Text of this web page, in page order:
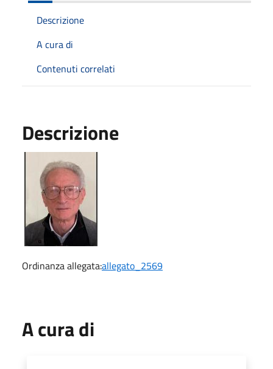
Descrizione
A cura di
Contenuti correlati
Descrizione
Ordinanza allegata:allegato_2569
A cura di